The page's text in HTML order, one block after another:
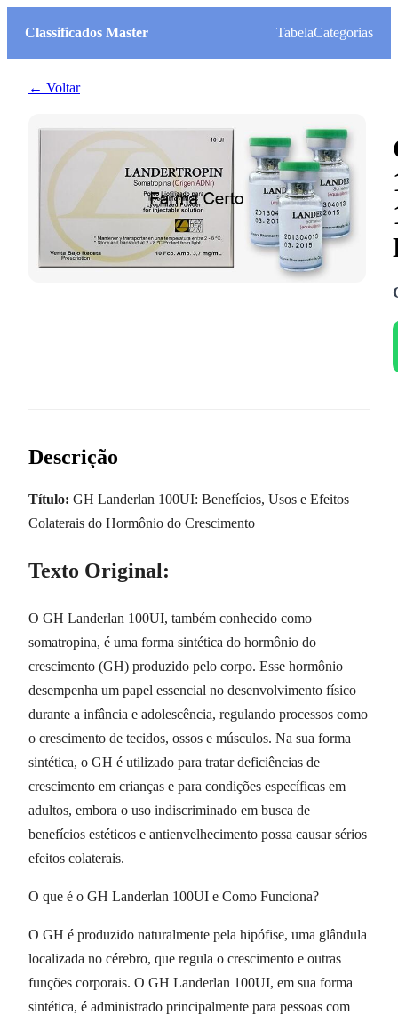
Classificados Master TabelaCategorias
← Voltar
Descrição
Título: GH Landerlan 100UI: Benefícios, Usos e Efeitos
Colaterais do Hormônio do Crescimento
Texto Original:
O GH Landerlan 100UI, também conhecido como
somatropina, é uma forma sintética do hormônio do
crescimento (GH) produzido pelo corpo. Esse hormônio
desempenha um papel essencial no desenvolvimento físico
durante a infância e adolescência, regulando processos como
o crescimento de tecidos, ossos e músculos. Na sua forma
sintética, o GH é utilizado para tratar deficiências de
crescimento em crianças e para condições específicas em
adultos, embora o uso indiscriminado em busca de
benefícios estéticos e antienvelhecimento possa causar sérios
efeitos colaterais.
O que é o GH Landerlan 100UI e Como Funciona?
O GH é produzido naturalmente pela hipófise, uma glândula
localizada no cérebro, que regula o crescimento e outras
funções corporais. O GH Landerlan 100UI, em sua forma
sintética, é administrado principalmente para pessoas com